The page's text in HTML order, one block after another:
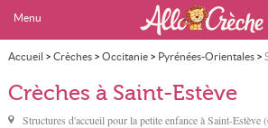
Menu
Accueil > Crèches> Occitanie> Pyrénées-Orientales>
Crèches à Saint-Estève
Structures d'accueil pour la petite enfance àSaint-Estève